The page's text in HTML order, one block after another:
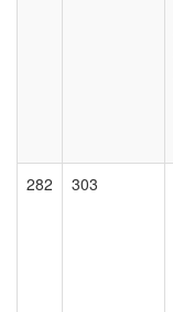
282 303